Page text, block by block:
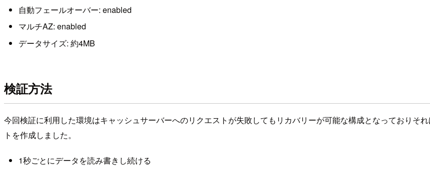
自動フェールオーバー: enabled
マルチAZ: enabled
データサイズ: 約4MB
検証方法
今回検証に利用した環境はキャッシュサーバーへのリクエストが失敗してもリカバリーが可能な構成となっておりそ
トを作成しました。
1秒ごとにデータを読み書きし続ける